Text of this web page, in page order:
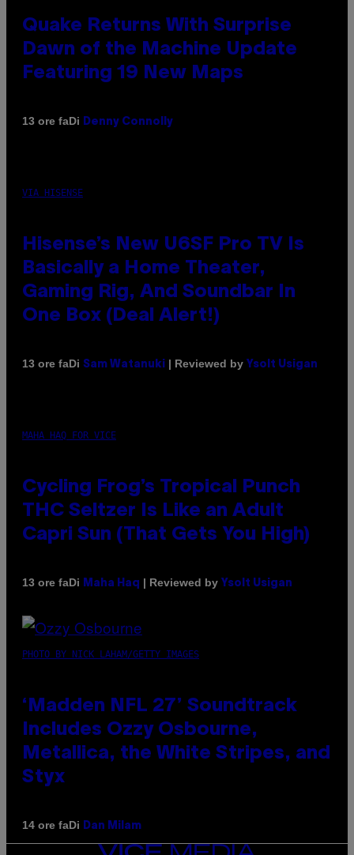
Quake Returns With Surprise
Dawn of the Machine Update
Featuring 19 New Maps
13 ore faDi Denny Connolly
VIA HISENSE
Hisense’s New U6SF Pro TV Is
Basically a Home Theater,
Gaming Rig, And Soundbar In
One Box (Deal Alert!)
13 ore faDi Sam Watanuki | Reviewed by Ysolt Usigan
MAHA HAQ FOR VICE
Cycling Frog’s Tropical Punch
THC Seltzer Is Like an Adult
Capri Sun (That Gets You High)
13 ore faDi Maha Haq | Reviewed by Ysolt Usigan
PHOTO BY NICK LAHAM/GETTY IMAGES
‘Madden NFL 27’ Soundtrack
Includes Ozzy Osbourne,
Metallica, the White Stripes, and
Styx
14 ore faDi Dan Milam
VICE